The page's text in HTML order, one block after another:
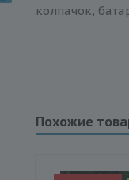
колпачок,
Похожие